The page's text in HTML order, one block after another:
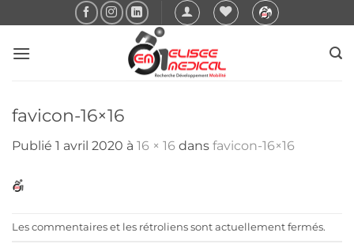
au
contenu
favicon-16×16
Publié 1 avril 2020 à 16 × 16 dans favicon-16×16
Les commentaires et les rétroliens sont actuellement fermés.